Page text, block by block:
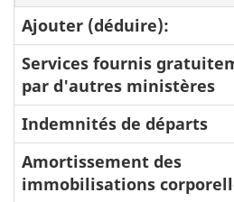
Ajouter (déduire):
Services fournis
par d'autres ministères
Indemnités de départs
Amortissement des
immobilisations